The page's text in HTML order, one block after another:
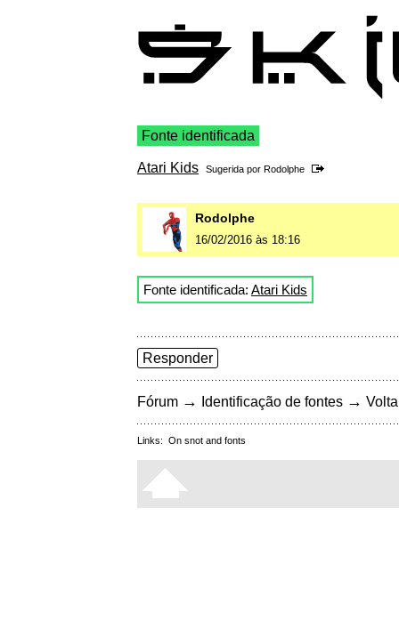
Fonte identificada
Atari Kids Sugerida por Rodolphe
Rodolphe
16/02/2016 às 18:16
Fonte identificada: Atari Kids
Responder
Fórum → Identificação de fontes →
Links: On snot and fonts